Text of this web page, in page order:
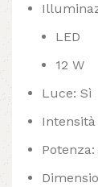
LED
12 W
Luce: Sì
Intensità